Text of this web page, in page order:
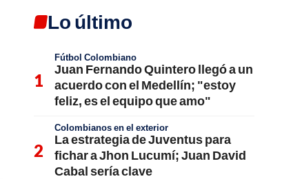
Lo último
Fútbol Colombiano
Juan Fernando Quintero llegó a un
acuerdo con el Medellín; "estoy
feliz, es el equipo que amo"
Colombianos en el exterior
La estrategia de Juventus para
fichar a Jhon Lucumí; Juan David
Cabal sería clave